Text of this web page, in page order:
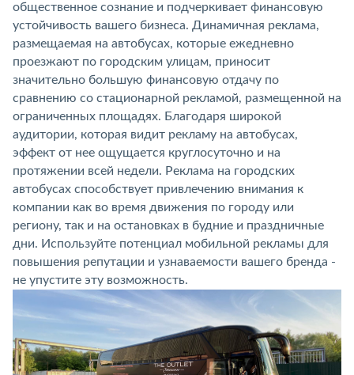
общественное сознание и подчеркивает финансовую
устойчивость вашего бизнеса. Динамичная реклама,
размещаемая на автобусах, которые ежедневно
проезжают по городским улицам, приносит
значительно большую финансовую отдачу по
сравнению со стационарной рекламой, размещенной на
ограниченных площадях. Благодаря широкой
аудитории, которая видит рекламу на автобусах,
эффект от нее ощущается круглосуточно и на
протяжении всей недели. Реклама на городских
автобусах способствует привлечению внимания к
компании как во время движения по городу или
региону, так и на остановках в будние и праздничные
дни. Используйте потенциал мобильной рекламы для
повышения репутации и узнаваемости вашего бренда -
не упустите эту возможность.